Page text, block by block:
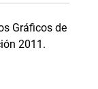
Gráficos de
2011.